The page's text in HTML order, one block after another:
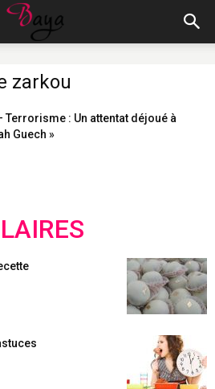
zarkou
Terrorisme : Un attentat déjoué à
Guech »